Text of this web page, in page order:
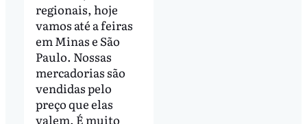
regionais, hoje
vamos até a feiras
em Minas e São
Paulo. Nossas
mercadorias são
vendidas pelo
preço que elas
valem. É muito